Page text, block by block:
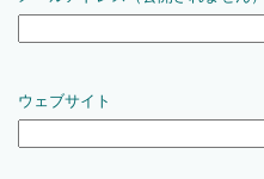
ウェブサイト